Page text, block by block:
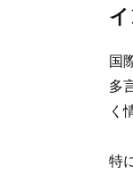
国
多
く
特